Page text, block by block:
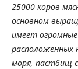
25000 коров
основном
имеет
расположенных
моря, пастбищ